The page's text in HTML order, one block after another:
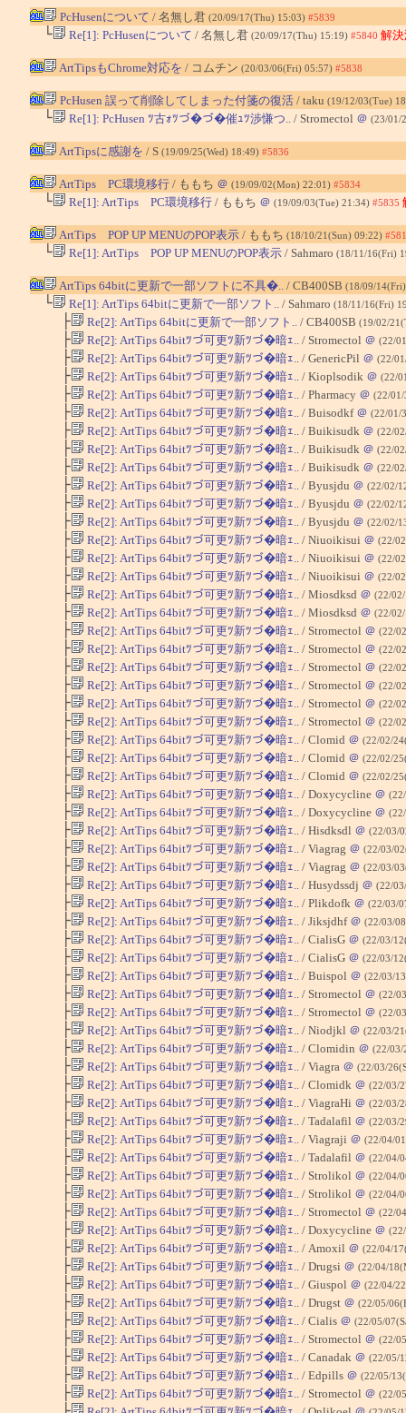
PcHusenについて / 名無し君 (20/09/17(Thu) 15:03) #5839
└ Re[1]: PcHusenについて / 名無し君 (20/09/17(Thu) 15:19) #5840 解
ArtTipsもChrome対応を / コムチン (20/03/06(Fri) 05:57) #5838
PcHusen 誤って削除してしまった付箋の復活/ taku (19/12/03(Tue)
└ Re[1]: PcHusen ﾂ古ｫﾂづ�づ�催ｭﾂ渉慊つ.. / Stromectol ＠ (23/01/
ArtTipsに感謝を / S (19/09/25(Wed) 18:49) #5836
ArtTips PC環境移行/ ももち ＠ (19/09/02(Mon) 22:01) #5834
└ Re[1]: ArtTips PC環境移行/ ももち ＠ (19/09/03(Tue) 21:34) #5835
ArtTips POP UP MENUのPOP表示/ ももち (18/10/21(Sun) 09:22)
└ Re[1]: ArtTips POP UP MENUのPOP表示/ Sahmaro (18/11/16(Fri)
ArtTips 64bitに更新で一部ソフトに不具�.. / CB400SB (18/09/
└ Re[1]: ArtTips 64bitに更新で一部ソフト.. / Sahmaro (18/11/16(Fri)
├ Re[2]: ArtTips 64bitに更新で一部ソフト.. / CB400SB (19/02/
├ Re[2]: ArtTips 64bitﾂづ可更ﾂ新ﾂづ�暗ｪ.. / Stromectol ＠ (22/
├ Re[2]: ArtTips 64bitﾂづ可更ﾂ新ﾂづ�暗ｪ.. / GenericPil ＠ (22/
├ Re[2]: ArtTips 64bitﾂづ可更ﾂ新ﾂづ�暗ｪ.. / Kioplsodik ＠ (22/
├ Re[2]: ArtTips 64bitﾂづ可更ﾂ新ﾂづ�暗ｪ.. / Pharmacy ＠ (22/
├ Re[2]: ArtTips 64bitﾂづ可更ﾂ新ﾂづ�暗ｪ.. / Buisodkf ＠ (22/01/
├ Re[2]: ArtTips 64bitﾂづ可更ﾂ新ﾂづ�暗ｪ.. / Buikisudk ＠ (22/
├ Re[2]: ArtTips 64bitﾂづ可更ﾂ新ﾂづ�暗ｪ.. / Buikisudk ＠ (22/
├ Re[2]: ArtTips 64bitﾂづ可更ﾂ新ﾂづ�暗ｪ.. / Buikisudk ＠ (22/
├ Re[2]: ArtTips 64bitﾂづ可更ﾂ新ﾂづ�暗ｪ.. / Byusjdu ＠ (22/02/
├ Re[2]: ArtTips 64bitﾂづ可更ﾂ新ﾂづ�暗ｪ.. / Byusjdu ＠ (22/02/
├ Re[2]: ArtTips 64bitﾂづ可更ﾂ新ﾂづ�暗ｪ.. / Byusjdu ＠ (22/02/
├ Re[2]: ArtTips 64bitﾂづ可更ﾂ新ﾂづ�暗ｪ.. / Niuoikisui ＠ (22/
├ Re[2]: ArtTips 64bitﾂづ可更ﾂ新ﾂづ�暗ｪ.. / Niuoikisui ＠ (22/
├ Re[2]: ArtTips 64bitﾂづ可更ﾂ新ﾂづ�暗ｪ.. / Niuoikisui ＠ (22/
├ Re[2]: ArtTips 64bitﾂづ可更ﾂ新ﾂづ�暗ｪ.. / Miosdksd ＠ (22/
├ Re[2]: ArtTips 64bitﾂづ可更ﾂ新ﾂづ�暗ｪ.. / Miosdksd ＠ (22/
├ Re[2]: ArtTips 64bitﾂづ可更ﾂ新ﾂづ�暗ｪ.. / Stromectol ＠ (22/
├ Re[2]: ArtTips 64bitﾂづ可更ﾂ新ﾂづ�暗ｪ.. / Stromectol ＠ (22/
├ Re[2]: ArtTips 64bitﾂづ可更ﾂ新ﾂづ�暗ｪ.. / Stromectol ＠ (22/
├ Re[2]: ArtTips 64bitﾂづ可更ﾂ新ﾂづ�暗ｪ.. / Stromectol ＠ (22/
├ Re[2]: ArtTips 64bitﾂづ可更ﾂ新ﾂづ�暗ｪ.. / Stromectol ＠ (22/
├ Re[2]: ArtTips 64bitﾂづ可更ﾂ新ﾂづ�暗ｪ.. / Stromectol ＠ (22/
├ Re[2]: ArtTips 64bitﾂづ可更ﾂ新ﾂづ�暗ｪ.. / Clomid ＠ (22/02/
├ Re[2]: ArtTips 64bitﾂづ可更ﾂ新ﾂづ�暗ｪ.. / Clomid ＠ (22/02/
├ Re[2]: ArtTips 64bitﾂづ可更ﾂ新ﾂづ�暗ｪ.. / Clomid ＠ (22/02/
├ Re[2]: ArtTips 64bitﾂづ可更ﾂ新ﾂづ�暗ｪ.. / Doxycycline ＠
├ Re[2]: ArtTips 64bitﾂづ可更ﾂ新ﾂづ�暗ｪ.. / Doxycycline ＠
├ Re[2]: ArtTips 64bitﾂづ可更ﾂ新ﾂづ�暗ｪ.. / Hisdksdl ＠ (22/03/
├ Re[2]: ArtTips 64bitﾂづ可更ﾂ新ﾂづ�暗ｪ.. / Viagrag ＠ (22/03/
├ Re[2]: ArtTips 64bitﾂづ可更ﾂ新ﾂづ�暗ｪ.. / Viagrag ＠ (22/03/
├ Re[2]: ArtTips 64bitﾂづ可更ﾂ新ﾂづ�暗ｪ.. / Husydssdj ＠ (22/
├ Re[2]: ArtTips 64bitﾂづ可更ﾂ新ﾂづ�暗ｪ.. / Plikdofk ＠ (22/03/
├ Re[2]: ArtTips 64bitﾂづ可更ﾂ新ﾂづ�暗ｪ.. / Jiksjdhf ＠ (22/03/
├ Re[2]: ArtTips 64bitﾂづ可更ﾂ新ﾂづ�暗ｪ.. / CialisG ＠ (22/03/
├ Re[2]: ArtTips 64bitﾂづ可更ﾂ新ﾂづ�暗ｪ.. / CialisG ＠ (22/03/
├ Re[2]: ArtTips 64bitﾂづ可更ﾂ新ﾂづ�暗ｪ.. / Buispol ＠ (22/03/
├ Re[2]: ArtTips 64bitﾂづ可更ﾂ新ﾂづ�暗ｪ.. / Stromectol ＠ (22/
├ Re[2]: ArtTips 64bitﾂづ可更ﾂ新ﾂづ�暗ｪ.. / Stromectol ＠ (22/
├ Re[2]: ArtTips 64bitﾂづ可更ﾂ新ﾂづ�暗ｪ.. / Niodjkl ＠ (22/03/
├ Re[2]: ArtTips 64bitﾂづ可更ﾂ新ﾂづ�暗ｪ.. / Clomidin ＠ (22/03/
├ Re[2]: ArtTips 64bitﾂづ可更ﾂ新ﾂづ�暗ｪ.. / Viagra ＠ (22/03/
├ Re[2]: ArtTips 64bitﾂづ可更ﾂ新ﾂづ�暗ｪ.. / Clomidk ＠ (22/03/
├ Re[2]: ArtTips 64bitﾂづ可更ﾂ新ﾂづ�暗ｪ.. / ViagraHi ＠ (22/03/
├ Re[2]: ArtTips 64bitﾂづ可更ﾂ新ﾂづ�暗ｪ.. / Tadalafil ＠ (22/03/
├ Re[2]: ArtTips 64bitﾂづ可更ﾂ新ﾂづ�暗ｪ.. / Viagraji ＠ (22/04/
├ Re[2]: ArtTips 64bitﾂづ可更ﾂ新ﾂづ�暗ｪ.. / Tadalafil ＠ (22/04/
├ Re[2]: ArtTips 64bitﾂづ可更ﾂ新ﾂづ�暗ｪ.. / Strolikol ＠ (22/04/
├ Re[2]: ArtTips 64bitﾂづ可更ﾂ新ﾂづ�暗ｪ.. / Strolikol ＠ (22/04/
├ Re[2]: ArtTips 64bitﾂづ可更ﾂ新ﾂづ�暗ｪ.. / Stromectol ＠ (22/
├ Re[2]: ArtTips 64bitﾂづ可更ﾂ新ﾂづ�暗ｪ.. / Doxycycline ＠
├ Re[2]: ArtTips 64bitﾂづ可更ﾂ新ﾂづ�暗ｪ.. / Amoxil ＠ (22/04/
├ Re[2]: ArtTips 64bitﾂづ可更ﾂ新ﾂづ�暗ｪ.. / Drugsi ＠ (22/04/
├ Re[2]: ArtTips 64bitﾂづ可更ﾂ新ﾂづ�暗ｪ.. / Giuspol ＠ (22/04/
├ Re[2]: ArtTips 64bitﾂづ可更ﾂ新ﾂづ�暗ｪ.. / Drugst ＠ (22/05/
├ Re[2]: ArtTips 64bitﾂづ可更ﾂ新ﾂづ�暗ｪ.. / Cialis ＠ (22/05/
├ Re[2]: ArtTips 64bitﾂづ可更ﾂ新ﾂづ�暗ｪ.. / Stromectol ＠ (22/
├ Re[2]: ArtTips 64bitﾂづ可更ﾂ新ﾂづ�暗ｪ.. / Canadak ＠ (22/05/
├ Re[2]: ArtTips 64bitﾂづ可更ﾂ新ﾂづ�暗ｪ.. / Edpills ＠ (22/05/
├ Re[2]: ArtTips 64bitﾂづ可更ﾂ新ﾂづ�暗ｪ.. / Stromectol ＠ (22/